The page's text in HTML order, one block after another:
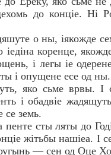
до концiе. Нi
о ны, iякожде
коренце,
i легы iе
i опущене есе од ны.
яко сьме врвы. I
i обадвiе
се земь.
пенте сты ляты до
жiтьбы нашiеа. I
— сен од Оце